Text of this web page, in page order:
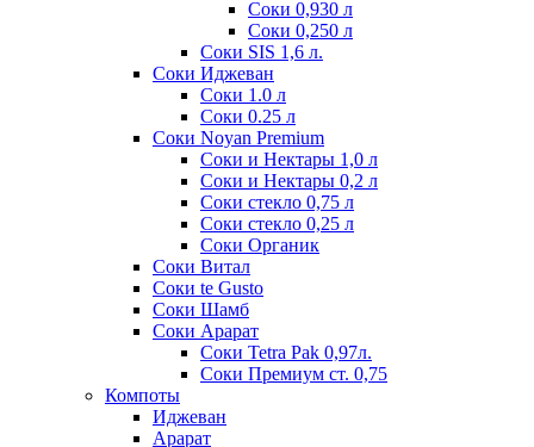
Соки 0,930 л
Соки 0,250 л
Соки SIS 1,6 л.
Соки Иджеван
Соки 1.0 л
Соки 0.25 л
Соки Noyan Premium
Соки и Нектары 1,0 л
Соки и Нектары 0,2 л
Соки стекло 0,75 л
Соки стекло 0,25 л
Соки Органик
Соки Витал
Соки te Gusto
Соки Шамб
Соки Арарат
Соки Tetra Pak 0,97л.
Соки Премиум ст. 0,75
Компоты
Иджеван
Арарат